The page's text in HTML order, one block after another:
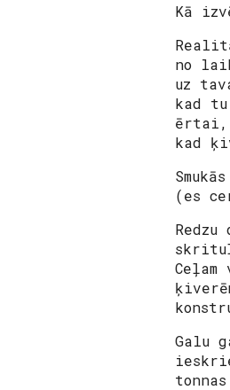
Kā
no
uz
kad
ērtai,
kad
(es
Galu